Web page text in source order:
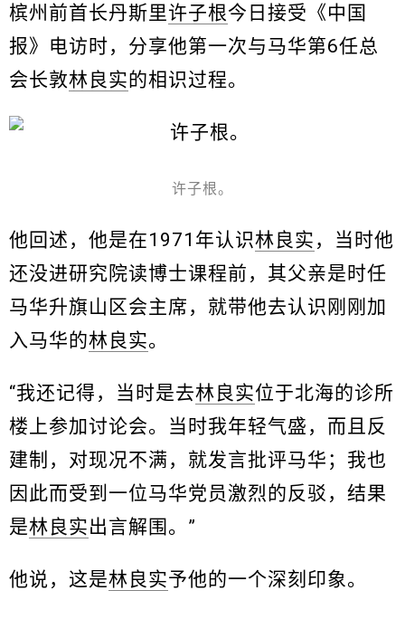
槟州前首长丹斯里许子根今日接受《中国
报》电访时，分享他第一次与马华第6任总
会长敦林良实的相识过程。
许子根。
他回述，他是在1971年认识林良实 ，当时他
还没进研究院读博士课程前，其父亲是时任
马华升旗山区会主席，就带他去认识刚刚加
入马华的林良实。
“我还记得，当时是去林良实位于北海的诊所
楼上参加讨论会。当时我年轻气盛，而且反
建制，对现况不满，就发言批评马华；我也
因此而受到一位马华党员激烈的反驳，结果
是林良实出言解围。”
他说，这是林良实予他的一个深刻印象。